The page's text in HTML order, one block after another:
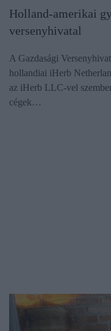
Holland-amerikai
versenyhivatal
A Gazdasági
hollandiai iHerb
az iHerb LLC-vel
cégek…